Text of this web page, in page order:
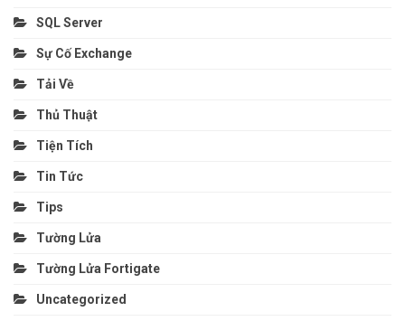
SQL Server
Sự Cố Exchange
Tải Về
Thủ Thuật
Tiện Tích
Tin Tức
Tips
Tường Lửa
Tường Lửa Fortigate
Uncategorized